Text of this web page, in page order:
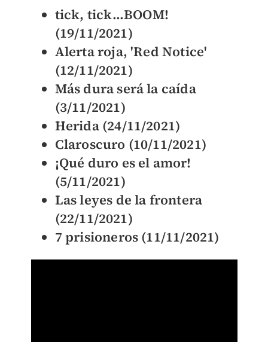
tick, tick...BOOM!
(19/11/2021)
Alerta roja, 'Red Notice'
(12/11/2021)
Más dura será la caída
(3/11/2021)
Herida (24/11/2021)
Claroscuro (10/11/2021)
¡Qué duro es el amor!
(5/11/2021)
Las leyes de la frontera
(22/11/2021)
7 prisioneros (11/11/2021)